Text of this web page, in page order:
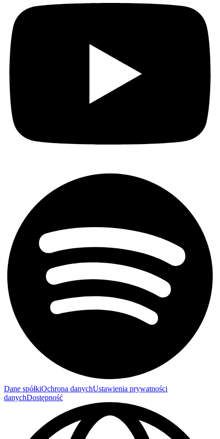
Dane spółkiOchrona danychUstawienia prywatności
danychDostępność